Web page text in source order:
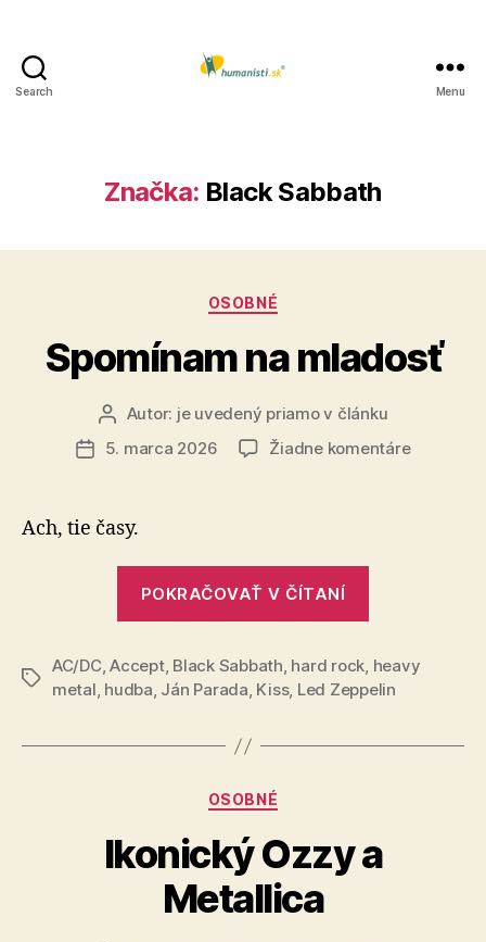
Search Menu
Značka: Black Sabbath
Kategórie
OSOBNÉ
Spomínam na mladosť
Autor
článku
Autor: je uvedený priamo v článku
Dátum
5. marca 2026 Žiadne komentárena
Ach, tie časy.
POKRAČOVAŤ V ČÍTANÍ
Značky
AC/DC,Accept, Black Sabbath, hard rock, heavy
metal, hudba, Ján Parada, Kiss, Led Zeppelin
Kategórie
OSOBNÉ
Ikonický Ozzy a
Metallica